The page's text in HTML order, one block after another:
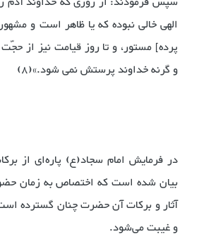
الهی خالی نبوده که یا ظاهر است و
پرده] مستور، و تا روز قیامت نیز از حجّت
و گرنه خداوند پرستش نمی شود.»(8)
در فرمایش امام سجاد(ع) پاره‌ای از
بیان شده است که اختصاص به زمان
آثار و برکات آن حضرت چنان گسترده
و غیبت می‌شود.